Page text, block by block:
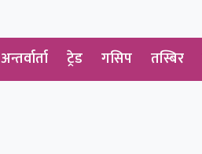
अन्तर्वार्ता ट्रेड गसिप तस्बिर